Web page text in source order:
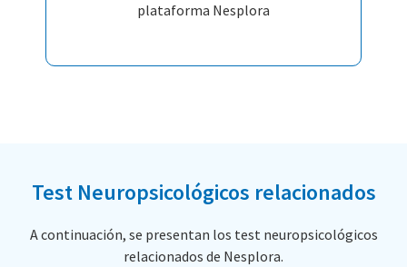
plataforma Nesplora
Test Neuropsicológicos relacionados
A continuación, se presentan los test neuropsicológicos
relacionados de Nesplora.